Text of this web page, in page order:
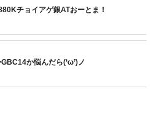
チョイアゲ銀ATおーとま！
か悩んだら(‘ω’)ノ